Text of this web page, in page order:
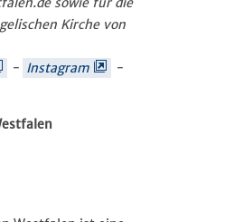
Kirche von
- Instagram
-